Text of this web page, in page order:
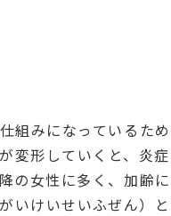
組みになっているた
変形していくと、炎
の女性に多く、加齢
いけいせいふぜん）